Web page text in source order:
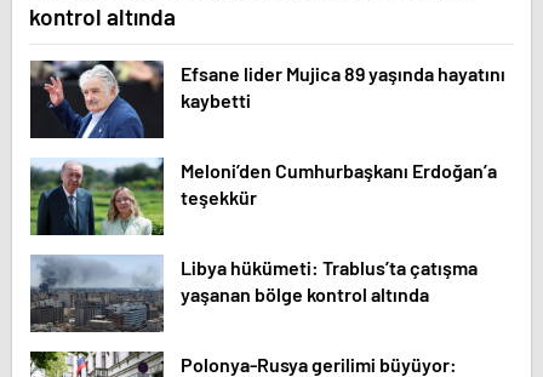
kontrol altında
Efsane lider Mujica 89 yaşında hayatını
kaybetti
Meloni’den Cumhurbaşkanı Erdoğan’a
teşekkür
Libya hükümeti: Trablus’ta çatışma
yaşanan bölge kontrol altında
Polonya-Rusya gerilimi büyüyor: